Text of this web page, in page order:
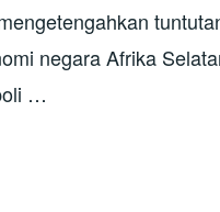
negara Afrika
…